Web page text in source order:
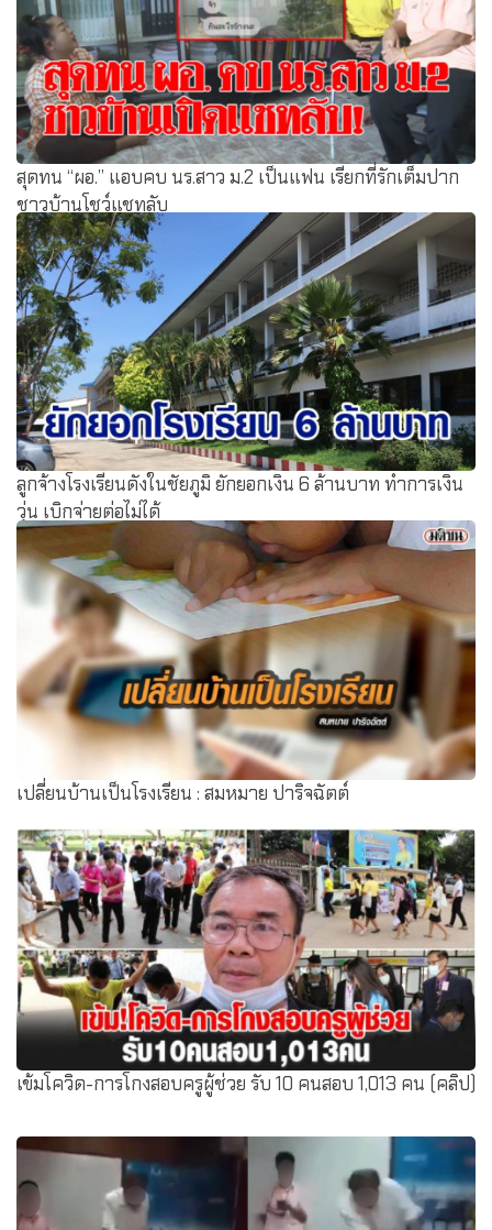
สุดทน “ผอ.” แอบคบ นร.สาว ม.2 เป็นแฟน เรียกที่รักเต็มปาก
ชาวบ้านโชว์แชทลับ
ลูกจ้างโรงเรียนดังในชัยภูมิ ยักยอกเงิน 6 ล้านบาท ทำการเงิน
วุ่น เบิกจ่ายต่อไม่ได้
เปลี่ยนบ้านเป็นโรงเรียน : สมหมาย ปาริจฉัตต์
เข้มโควิด-การโกงสอบครูผู้ช่วย รับ 10 คนสอบ 1,013 คน (คลิป)